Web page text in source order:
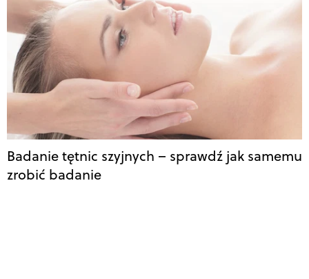
Badanie tętnic szyjnych – sprawdź jak samemu
zrobić badanie